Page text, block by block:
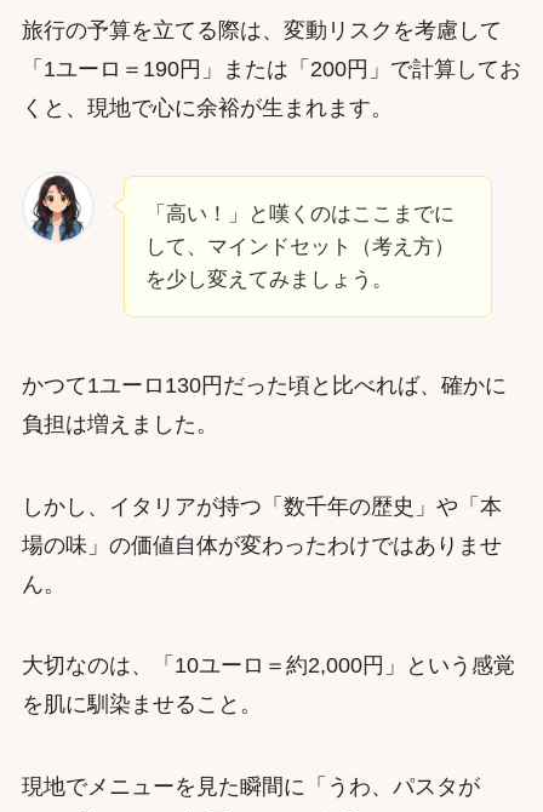
旅行の予算を立てる際は、変動リスクを考慮して
「1ユーロ＝190円」または「200円」で計算してお
くと、現地で心に余裕が生まれます。
「高い！」と嘆くのはここまでに
して、マインドセット（考え方）
を少し変えてみましょう。
かつて1ユーロ130円だった頃と比べれば、確かに
負担は増えました。
しかし、イタリアが持つ「数千年の歴史」や「本
場の味」の価値自体が変わったわけではありませ
ん。
大切なのは、「10ユーロ＝約2,000円」という感覚
を肌に馴染ませること。
現地でメニューを見た瞬間に「うわ、パスタが